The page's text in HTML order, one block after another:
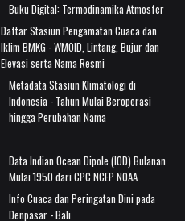
Buku Digital: Termodinamika Atmosfer
Daftar Stasiun Pengamatan Cuaca dan
Iklim BMKG - WMOID, Lintang, Bujur dan
Elevasi serta Nama Resmi
Metadata Stasiun Klimatologi di
Indonesia - Tahun Mulai Beroperasi
hingga Perubahan Nama
Data Indian Ocean Dipole (IOD) Bulanan
Mulai 1950 dari CPC NCEP NOAA
Info Cuaca dan Peringatan Dini pada
Denpasar - Bali